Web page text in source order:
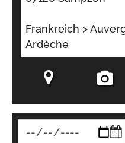
Frankreich >
Ardèche